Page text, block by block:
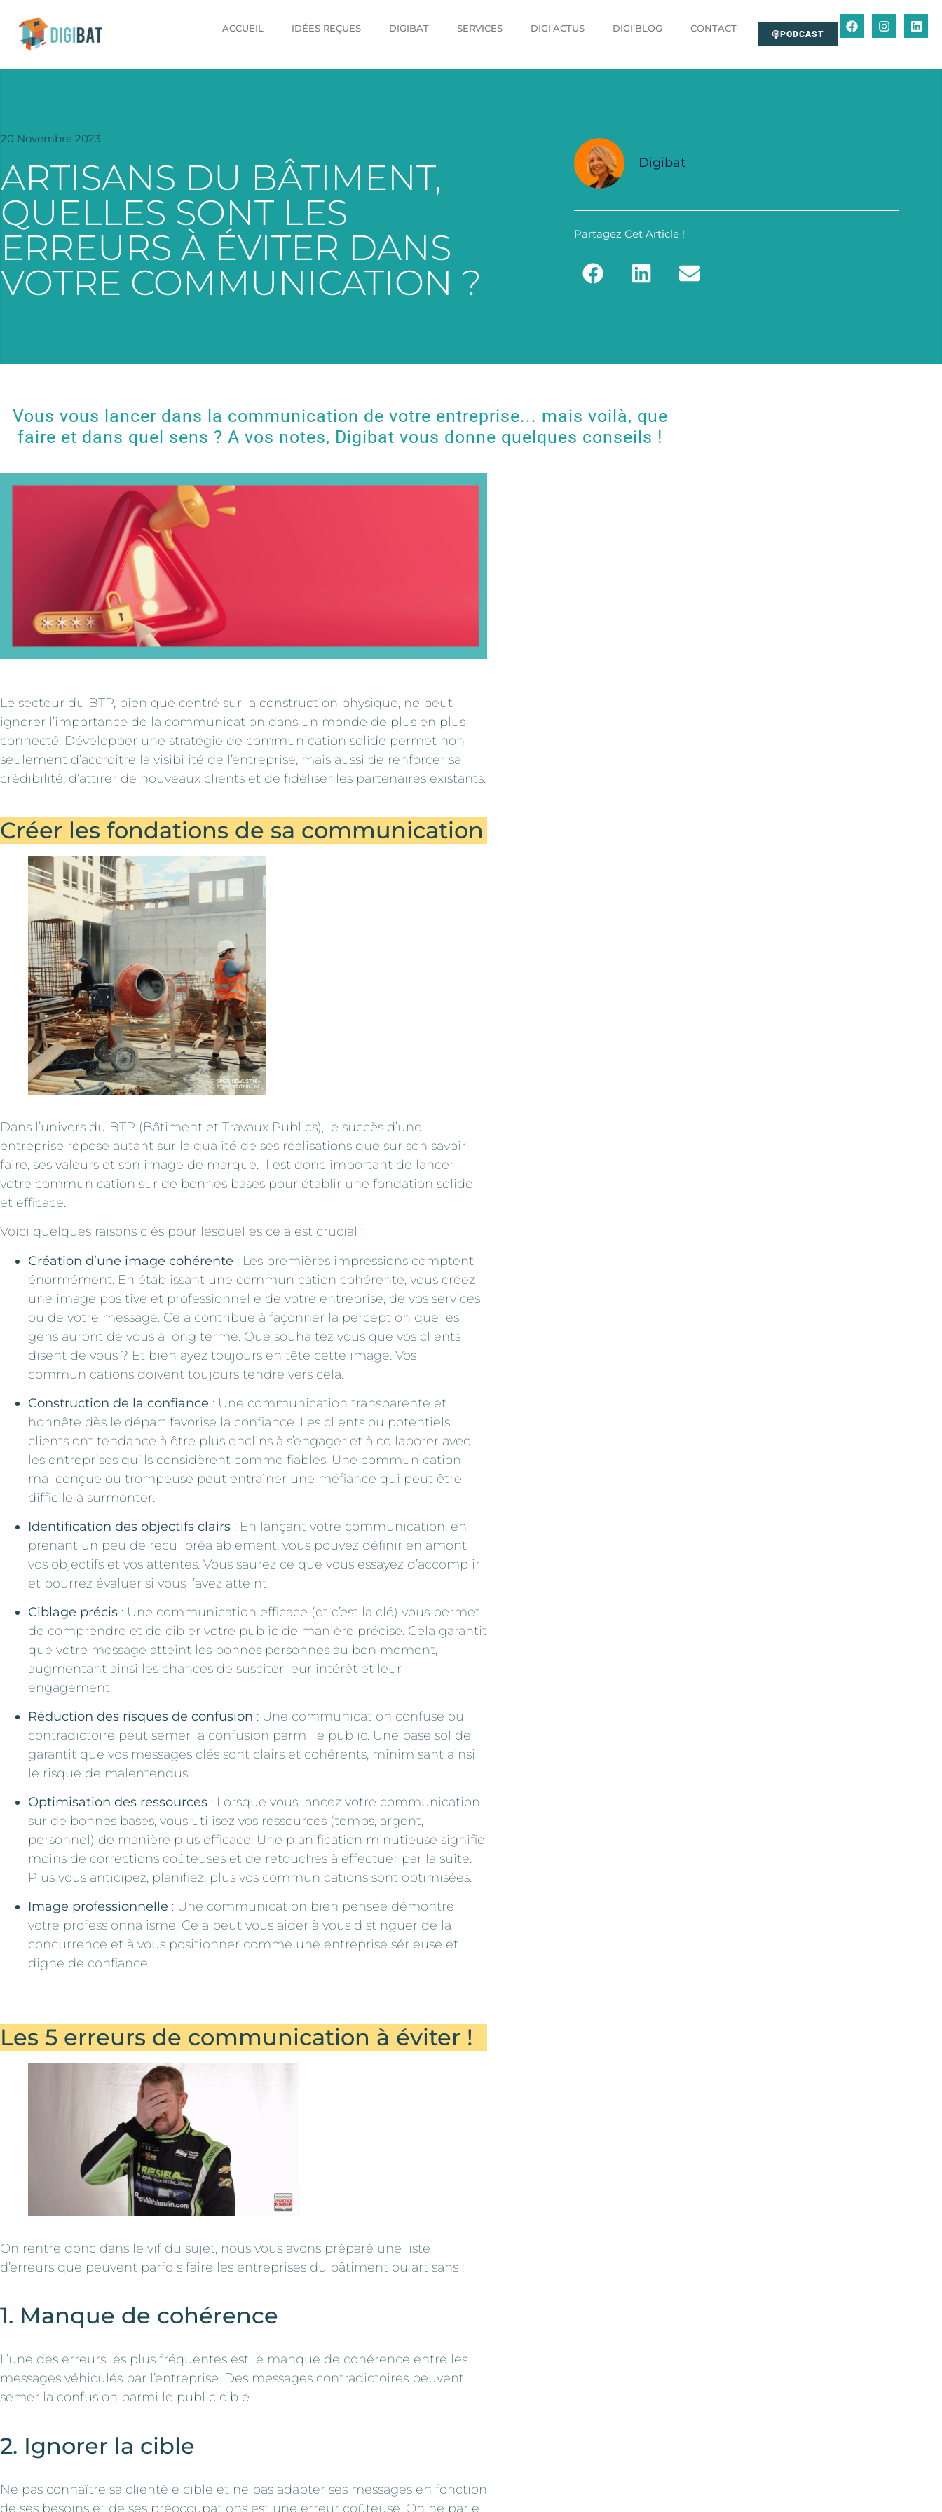
ACCUEIL IDÉES REÇUES DIGIBAT SERVICES DIGI’ACTUS DIGI’BLOG CONTACT
PODCAST
20 Novembre 2023
ARTISANS DU BÂTIMENT,
QUELLES SONT LES
ERREURS À ÉVITER DANS
VOTRE COMMUNICATION ?
Digibat
Partagez Cet Article !
Vous vous lancer dans la communication de votre entreprise... mais voilà, que
faire et dans quel sens ? A vos notes, Digibat vous donne quelques conseils !
Le secteur du BTP, bien que centré sur la construction physique, ne peut
ignorer l’importance de la communication dans un monde de plus en plus
connecté. Développer une stratégie de communication solide permet non
seulement d’accroître la visibilité de l’entreprise, mais aussi de renforcer sa
crédibilité, d’attirer de nouveaux clients et de fidéliser les partenaires existants.
Créer les fondations de sa communication
Dans l’univers du BTP (Bâtiment et Travaux Publics), le succès d’une
entreprise repose autant sur la qualité de ses réalisations que sur son savoir-
faire, ses valeurs et son image de marque. Il est donc important de lancer
votre communication sur de bonnes bases pour établir une fondation solide
et efficace.
Voici quelques raisons clés pour lesquelles cela est crucial :
Création d’une image cohérente : Les premières impressions comptent
énormément. En établissant une communication cohérente, vous créez
une image positive et professionnelle de votre entreprise, de vos services
ou de votre message. Cela contribue à façonner la perception que les
gens auront de vous à long terme. Que souhaitez vous que vos clients
disent de vous ? Et bien ayez toujours en tête cette image. Vos
communications doivent toujours tendre vers cela.
Construction de la confiance : Une communication transparente et
honnête dès le départ favorise la confiance. Les clients ou potentiels
clients ont tendance à être plus enclins à s’engager et à collaborer avec
les entreprises qu’ils considèrent comme fiables. Une communication
mal conçue ou trompeuse peut entraîner une méfiance qui peut être
difficile à surmonter.
Identification des objectifs clairs : En lançant votre communication, en
prenant un peu de recul préalablement, vous pouvez définir en amont
vos objectifs et vos attentes. Vous saurez ce que vous essayez d’accomplir
et pourrez évaluer si vous l’avez atteint.
Ciblage précis : Une communication efficace (et c’est la clé) vous permet
de comprendre et de cibler votre public de manière précise. Cela garantit
que votre message atteint les bonnes personnes au bon moment,
augmentant ainsi les chances de susciter leur intérêt et leur
engagement.
Réduction des risques de confusion : Une communication confuse ou
contradictoire peut semer la confusion parmi le public. Une base solide
garantit que vos messages clés sont clairs et cohérents, minimisant ainsi
le risque de malentendus.
Optimisation des ressources : Lorsque vous lancez votre communication
sur de bonnes bases, vous utilisez vos ressources (temps, argent,
personnel) de manière plus efficace. Une planification minutieuse signifie
moins de corrections coûteuses et de retouches à effectuer par la suite.
Plus vous anticipez, planifiez, plus vos communications sont optimisées.
Image professionnelle : Une communication bien pensée démontre
votre professionnalisme. Cela peut vous aider à vous distinguer de la
concurrence et à vous positionner comme une entreprise sérieuse et
digne de confiance.
Les 5 erreurs de communication à éviter !
On rentre donc dans le vif du sujet, nous vous avons préparé une liste
d’erreurs que peuvent parfois faire les entreprises du bâtiment ou artisans :
1. Manque de cohérence
L’une des erreurs les plus fréquentes est le manque de cohérence entre les
messages véhiculés par l’entreprise. Des messages contradictoires peuvent
semer la confusion parmi le public cible.
2. Ignorer la cible
Ne pas connaître sa clientèle cible et ne pas adapter ses messages en fonction
de ses besoins et de ses préoccupations est une erreur coûteuse. On ne parle